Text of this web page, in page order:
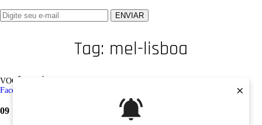
×
Tag: mel-lisboa
VOCÊ ESTÁ AQUI: Tag /
Facebook
09